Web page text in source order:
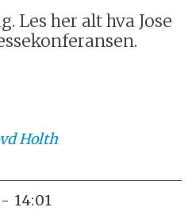
Les her alt hva Jose
Holth
- 14:01